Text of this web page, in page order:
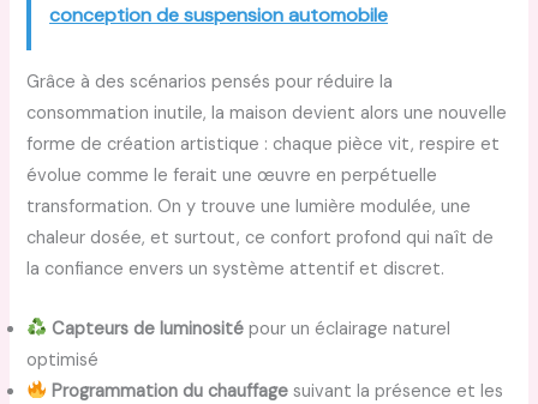
conception de suspension automobile
Grâce à des scénarios pensés pour réduire la
consommation inutile, la maison devient alors une nouvelle
forme de création artistique : chaque pièce vit, respire et
évolue comme le ferait une œuvre en perpétuelle
transformation. On y trouve une lumière modulée, une
chaleur dosée, et surtout, ce confort profond qui naît de
la confiance envers un système attentif et discret.
Capteurs de luminosité pour un éclairage naturel
optimisé
Programmation du chauffage suivant la présence et les